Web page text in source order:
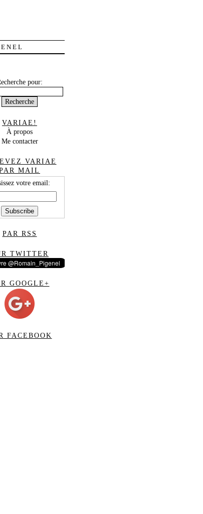
pour:
VARIAE!
À propos
Me contacter
VARIAE
MAIL
votre email:
PAR RSS
TWITTER
GOOGLE+
FACEBOOK